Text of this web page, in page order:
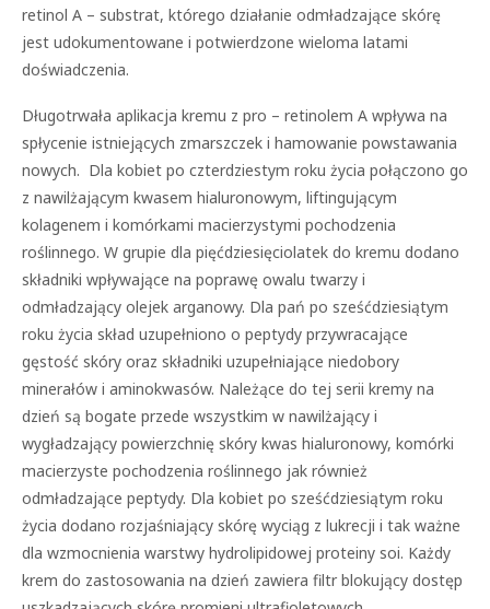
retinol A – substrat, którego działanie odmładzające skórę
jest udokumentowane i potwierdzone wieloma latami
doświadczenia.
Długotrwała aplikacja kremu z pro – retinolem A wpływa na
spłycenie istniejących zmarszczek i hamowanie powstawania
nowych. Dla kobiet po czterdziestym roku życia połączono go
z nawilżającym kwasem hialuronowym, liftingującym
kolagenem i komórkami macierzystymi pochodzenia
roślinnego. W grupie dla pięćdziesięciolatek do kremu dodano
składniki wpływające na poprawę owalu twarzy i
odmładzający olejek arganowy. Dla pań po sześćdziesiątym
roku życia skład uzupełniono o peptydy przywracające
gęstość skóry oraz składniki uzupełniające niedobory
minerałów i aminokwasów. Należące do tej serii kremy na
dzień są bogate przede wszystkim w nawilżający i
wygładzający powierzchnię skóry kwas hialuronowy, komórki
macierzyste pochodzenia roślinnego jak również
odmładzające peptydy. Dla kobiet po sześćdziesiątym roku
życia dodano rozjaśniający skórę wyciąg z lukrecji i tak ważne
dla wzmocnienia warstwy hydrolipidowej proteiny soi. Każdy
krem do zastosowania na dzień zawiera filtr blokujący dostęp